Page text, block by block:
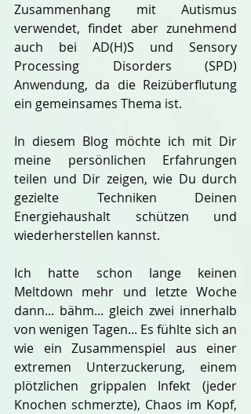
Zusammenhang mit Autismus
verwendet, findet aber zunehmend
auch bei AD(H)S und Sensory
Processing Disorders (SPD)
Anwendung, da die Reizüberflutung
ein gemeinsames Thema ist.
In diesem Blog möchte ich mit Dir
meine persönlichen Erfahrungen
teilen und Dir zeigen, wie Du durch
gezielte Techniken Deinen
Energiehaushalt schützen und
wiederherstellen kannst.
Ich hatte schon lange keinen
Meltdown mehr und letzte Woche
dann... bähm... gleich zwei innerhalb
von wenigen Tagen... Es fühlte sich an
wie ein Zusammenspiel aus einer
extremen Unterzuckerung, einem
plötzlichen grippalen Infekt (jeder
Knochen schmerzte), Chaos im Kopf,